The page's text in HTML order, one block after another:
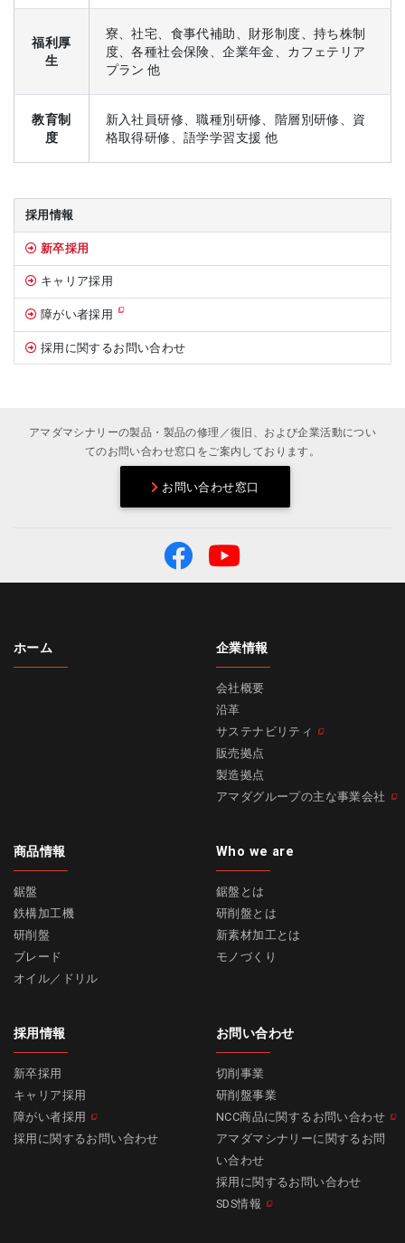
サイドバー
採用情報
新卒採用
キャリア採用
障がい者採用
採用に関するお問い合わせ
福利厚
生
寮、社宅、食事代補助、財形制度、持ち株制
度、各種社会保険、企業年金、カフェテリア
プラン 他
教育制
度
新入社員研修、職種別研修、階層別研修、資
格取得研修、語学学習支援 他
アマダマシナリーの製品・製品の修理／復旧、および企業活動につい
てのお問い合わせ窓口をご案内しております。
お問い合わせ窓口
ホーム 企業情報
会社概要
沿革
サステナビリティ
販売拠点
製造拠点
アマダグループの主な事業会社
商品情報
鋸盤
鉄構加工機
研削盤
ブレード
オイル／ドリル
Who we are
鋸盤とは
研削盤とは
新素材加工とは
モノづくり
採用情報
新卒採用
キャリア採用
障がい者採用
採用に関するお問い合わせ
お問い合わせ
切削事業
研削盤事業
NCC商品に関するお問い合わせ
アマダマシナリーに関するお問
い合わせ
採用に関するお問い合わせ
SDS情報